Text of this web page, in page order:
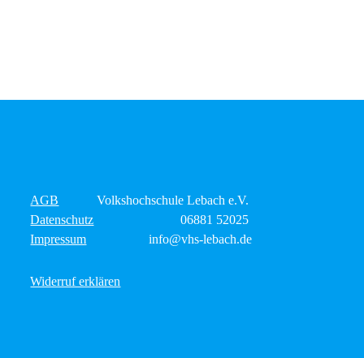
AGB
Datenschutz
Impressum
Volkshochschule Lebach e.V.
06881 52025
info@vhs-lebach.de
Widerruf erklären